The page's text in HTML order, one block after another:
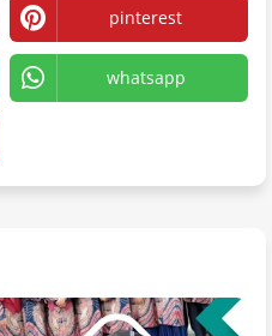
pinterest
whatsapp